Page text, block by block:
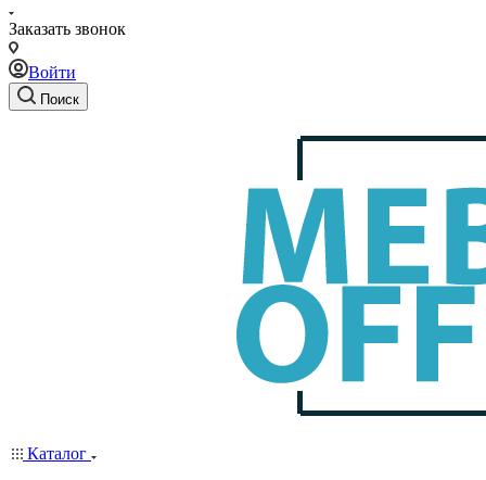
Заказать звонок
Войти
Поиск
Каталог